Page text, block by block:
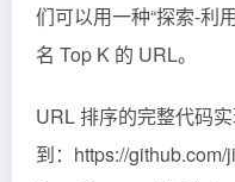
们可以用一种“探索-利
名 Top K 的 URL。
URL 排序的完整代码
到：https://